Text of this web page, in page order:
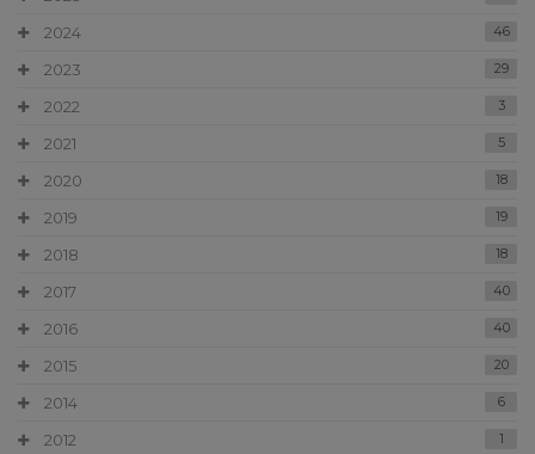
2024 46
2023 29
2022 3
2021 5
2020 18
2019 19
2018 18
2017 40
2016 40
2015 20
2014 6
2012 1